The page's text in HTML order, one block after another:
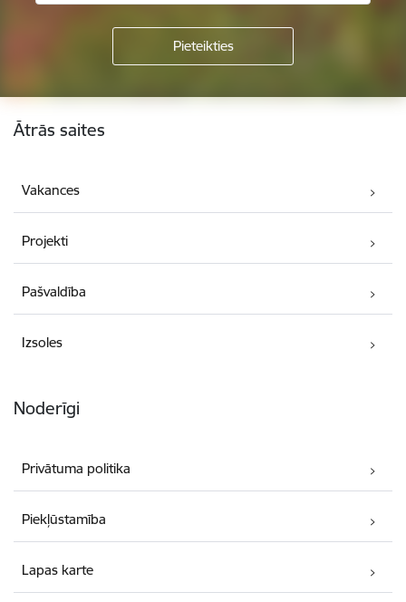
Kājene
Ātrās saites
Vakances
Projekti
Pašvaldība
Izsoles
Noderīgi
Privātuma politika
Piekļūstamība
Lapas karte